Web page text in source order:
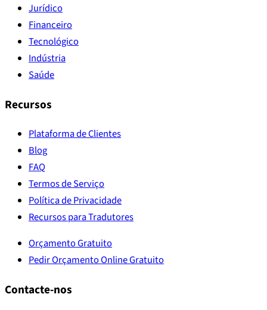
Jurídico
Financeiro
Tecnológico
Indústria
Saúde
Recursos
Plataforma de Clientes
Blog
FAQ
Termos de Serviço
Política de Privacidade
Recursos para Tradutores
Orçamento Gratuito
Pedir Orçamento Online Gratuito
Contacte-nos